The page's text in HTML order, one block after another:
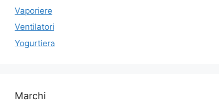
Vaporiere
Ventilatori
Yogurtiera
Marchi